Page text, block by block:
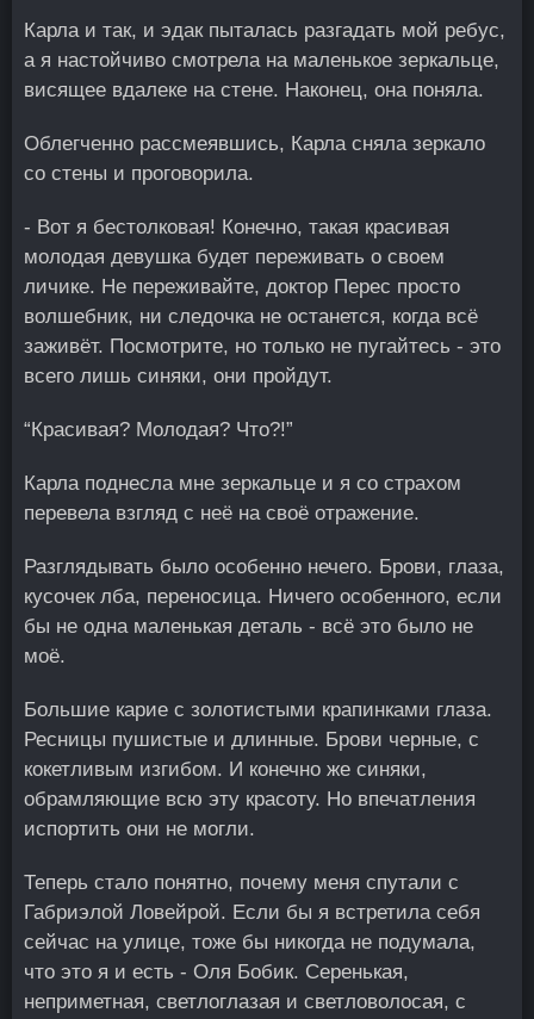
Карла и так, и эдак пыталась разгадать мой ребус,
а я настойчиво смотрела на маленькое зеркальце,
висящее вдалеке на стене. Наконец, она поняла.
Облегченно рассмеявшись, Карла сняла зеркало
со стены и проговорила.
- Вот я бестолковая! Конечно, такая красивая
молодая девушка будет переживать о своем
личике. Не переживайте, доктор Перес просто
волшебник, ни следочка не останется, когда всё
заживёт. Посмотрите, но только не пугайтесь - это
всего лишь синяки, они пройдут.
“Красивая? Молодая? Что?!”
Карла поднесла мне зеркальце и я со страхом
перевела взгляд с неё на своё отражение.
Разглядывать было особенно нечего. Брови, глаза,
кусочек лба, переносица. Ничего особенного, если
бы не одна маленькая деталь - всё это было не
моё.
Большие карие с золотистыми крапинками глаза.
Ресницы пушистые и длинные. Брови черные, с
кокетливым изгибом. И конечно же синяки,
обрамляющие всю эту красоту. Но впечатления
испортить они не могли.
Теперь стало понятно, почему меня спутали с
Габриэлой Ловейрой. Если бы я встретила себя
сейчас на улице, тоже бы никогда не подумала,
что это я и есть - Оля Бобик. Серенькая,
неприметная, светлоглазая и светловолосая, с